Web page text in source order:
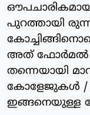
പുറത്തായി
അത് ഫോർമൽ
തന്നെയായി
കോളേജുകൾ /
ഇങ്ങനെയുള്ള